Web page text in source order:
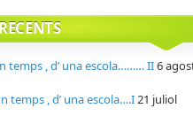
temps , d’ una escola……… II6
temps , d’ una escola….I21 juliol